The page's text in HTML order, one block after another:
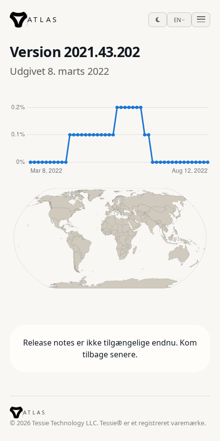
ATLAS EN
Version 2021.43.202
Udgivet 8. marts 2022
Release notes er ikke tilgængelige endnu. Kom
tilbage senere.
ATLAS
© 2026 Tessie Technology LLC. Tessie® er et registreret varemærke.